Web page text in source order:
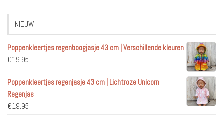
NIEUW
Poppenkleertjes regenboogjasje 43 cm | Verschillende kleuren
€19.95
Poppenkleertjes regenjasje 43 cm | Lichtroze Unicorn
Regenjas
€19.95